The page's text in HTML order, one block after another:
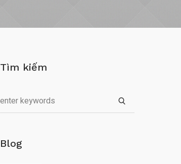
Tìm kiếm
Blog